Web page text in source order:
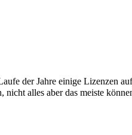
der Jahre einige Lizenzen
alles aber das meiste